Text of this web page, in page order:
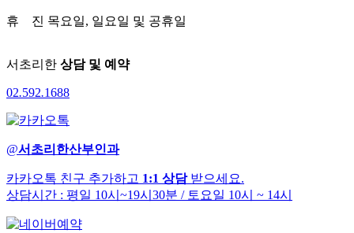
휴 진 목요일, 일요일 및 공휴일
서초리한 상담 및 예약
02.592.1688
@서초리한산부인과
카카오톡 친구 추가하고 1:1 상담받으세요.
상담시간 : 평일 10시~19시30분 / 토요일 10시 ~ 14시